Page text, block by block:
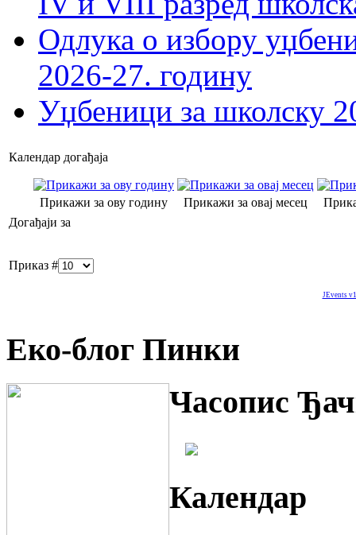
Одлука о избору
2026-27. годину
Уџбеници за школску
Календар догађаја
Прикажи за ову годину Прикажи за овај месец
Догађаји за
Приказ #
JEvents
Еко-блог Пинки
Часопис
Календар